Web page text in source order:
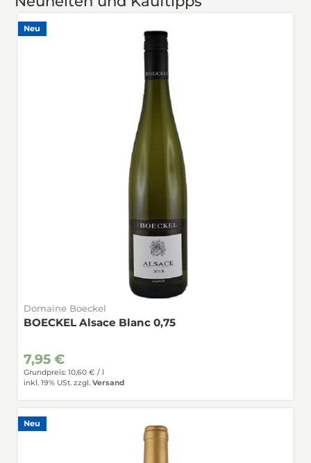
Neu
Domaine Boeckel
BOECKEL Alsace Blanc 0,75
7,95 €
Grundpreis: 10,60 € /
inkl. 19% USt. zzgl. Versand
Neu